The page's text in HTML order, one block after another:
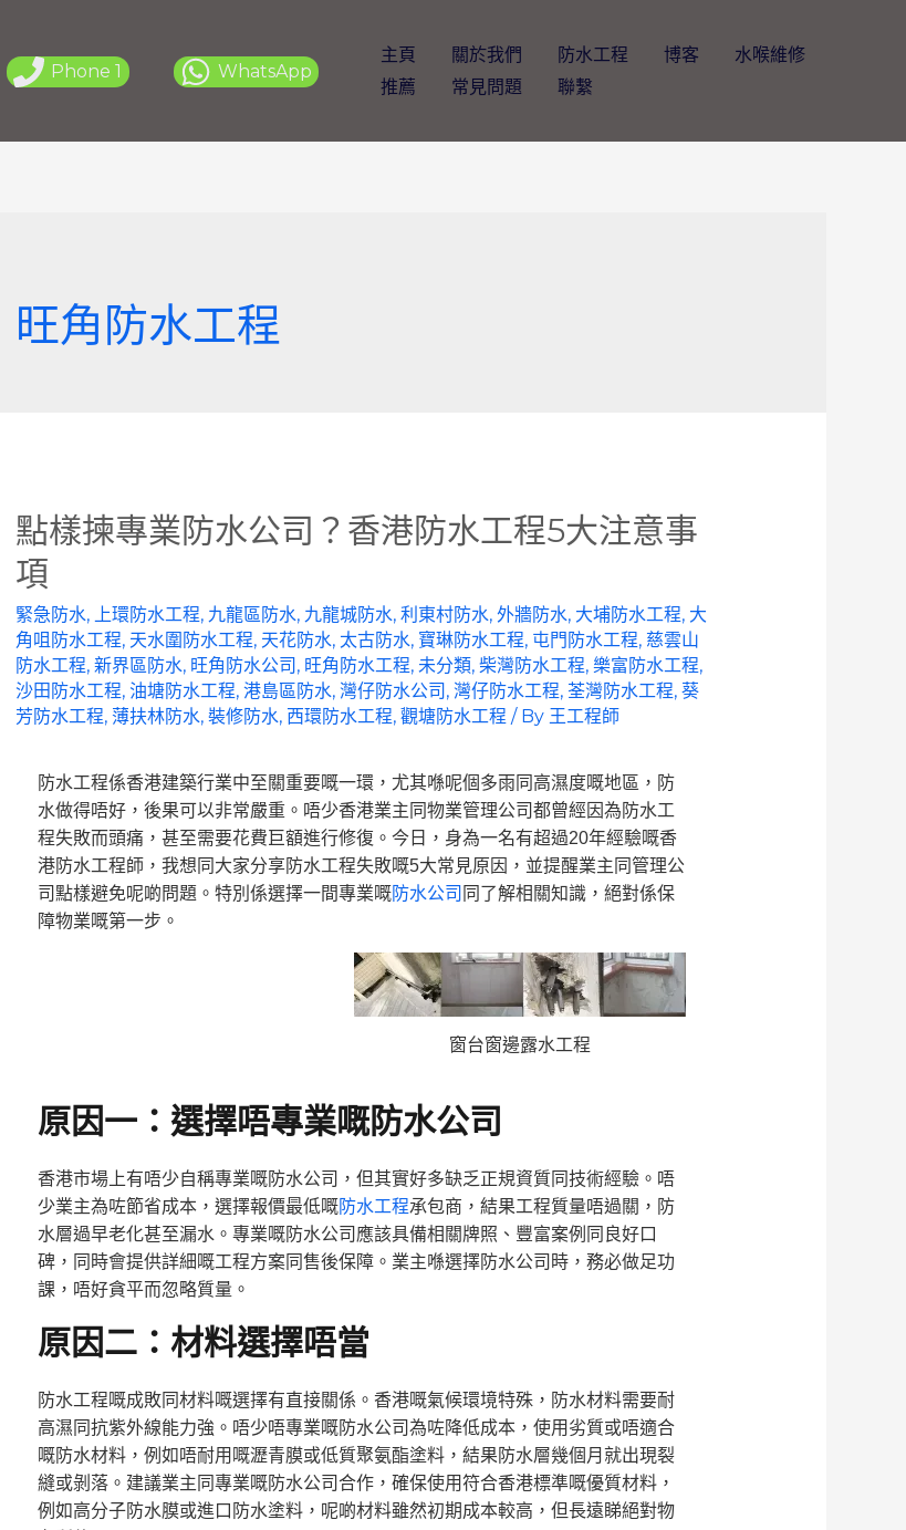
Phone 1 WhatsApp
主頁 關於我們 防水工程 博客
水喉維修
推薦
常見問題 聯繫
旺角防水工程
點樣揀專業防水公司？香港防水工程5大注意事
項
緊急防水, 上環防水工程, 九龍區防水, 九龍城防水, 利東村防水, 外牆防水, 大埔防水工程, 大
角咀防水工程, 天水圍防水工程, 天花防水, 太古防水, 寶琳防水工程, 屯門防水工程, 慈雲山
防水工程, 新界區防水, 旺角防水公司 , 旺角防水工程, 未分類, 柴灣防水工程, 樂富防水工程,
沙田防水工程, 油塘防水工程, 港島區防水, 灣仔防水公司 , 灣仔防水工程, 荃灣防水工程, 葵
芳防水工程, 薄扶林防水, 裝修防水, 西環防水工程, 觀塘防水工程 / By 王工程師
防水工程係香港建築行業中至關重要嘅一環，尤其喺呢個多雨同高濕度嘅地區，防
水做得唔好，後果可以非常嚴重。唔少香港業主同物業管理公司都曾經因為防水工
程失敗而頭痛，甚至需要花費巨額進行修復。今日，身為一名有超過20年經驗嘅香
港防水工程師，我想同大家分享防水工程失敗嘅5大常見原因，並提醒業主同管理公
司點樣避免呢啲問題。特別係選擇一間專業嘅防水公司 同了解相關知識，絕對係保
障物業嘅第一步。
窗台窗邊露水工程
原因一：選擇唔專業嘅防水公司
香港市場上有唔少自稱專業嘅防水公司，但其實好多缺乏正規資質同技術經驗。唔
少業主為咗節省成本，選擇報價最低嘅防水工程承包商，結果工程質量唔過關，防
水層過早老化甚至漏水。專業嘅防水公司應該具備相關牌照、豐富案例同良好口
碑，同時會提供詳細嘅工程方案同售後保障。業主喺選擇防水公司時，務必做足功
課，唔好貪平而忽略質量。
原因二：材料選擇唔當
防水工程嘅成敗同材料嘅選擇有直接關係。香港嘅氣候環境特殊，防水材料需要耐
高濕同抗紫外線能力強。唔少唔專業嘅防水公司為咗降低成本，使用劣質或唔適合
嘅防水材料，例如唔耐用嘅瀝青膜或低質聚氨酯塗料，結果防水層幾個月就出現裂
縫或剝落。建議業主同專業嘅防水公司合作，確保使用符合香港標準嘅優質材料，
例如高分子防水膜或進口防水塗料，呢啲材料雖然初期成本較高，但長遠睇絕對物